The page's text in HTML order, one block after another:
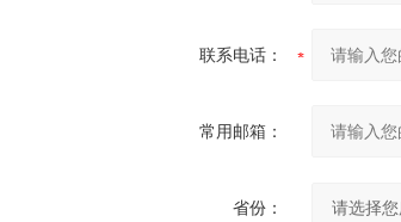
联系电话：
常用邮箱：
省份：